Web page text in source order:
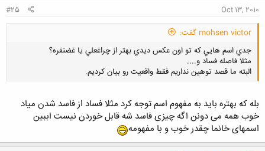
Oct 13, 2010
#25
mohsen victor گفت:
جدي اسم هايي كه تو اون عكس ديدي بهتر از چراغعلي يا غضنفره؟
مثلا فاصله فساد و....
البته ما قصد توهين نداريم فقط واقعيت رو بيان كرديم.
کلیک کنید تا باز شود...
بله که بهتره باید به مفهوم اسم توجه کرد مثلا فساد از فاسد شدن میاد
خوب همه می دونن اگه چیزی فاسد شه قابل خوردن نیست اببین
اسمهای خانما چقدر خوب و با مفهومه